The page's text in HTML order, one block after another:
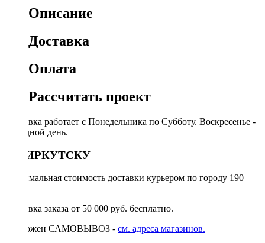
Описание
Доставка
Оплата
Рассчитать проект
Доставка работает с Понедельника по Субботу. Воскресенье -
выходной день.
ПО ИРКУТСКУ
Минимальная стоимость доставки курьером по городу 190
Доставка заказа от 50 000 руб. бесплатно.
Возможен САМОВЫВОЗ - см. адреса магазинов.